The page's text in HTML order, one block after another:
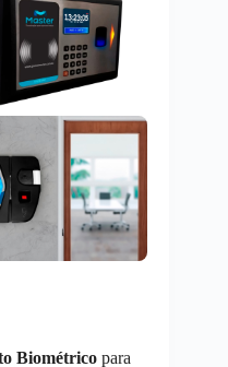
Biométrico para